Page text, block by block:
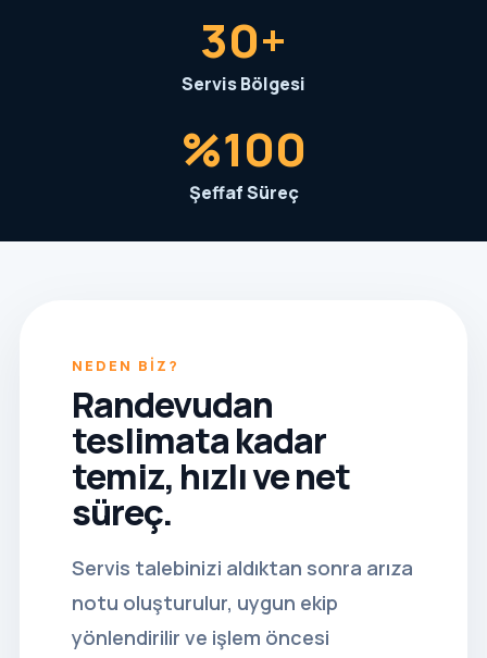
30+
Servis Bölgesi
%100
Şeffaf Süreç
NEDEN BIZ?
Randevudan
teslimata kadar
temiz, hızlı ve net
süreç.
Servis talebinizi aldıktan sonra arıza
notu oluşturulur, uygun ekip
yönlendirilir ve işlem öncesi